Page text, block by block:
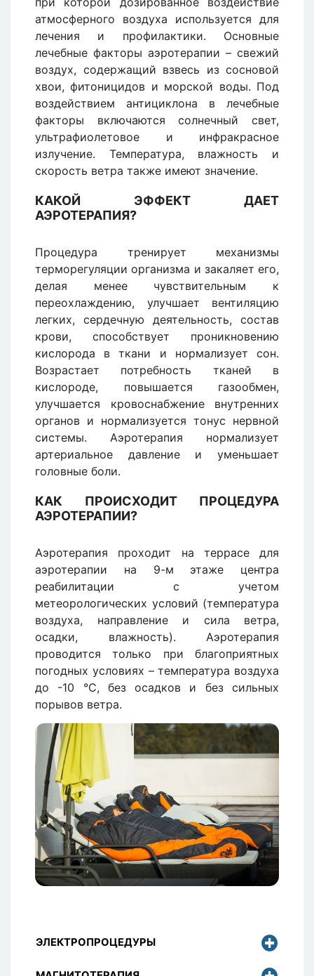
атмосферного воздуха используется для
лечения и профилактики. Основные
лечебные факторы аэротерапии – свежий
воздух, содержащий взвесь из сосновой
хвои, фитоницидов и морской воды. Под
воздействием антициклона в лечебные
факторы включаются солнечный свет,
ультрафиолетовое и инфракрасное
излучение. Температура, влажность и
скорость ветра также имеют значение.
КАКОЙ ЭФФЕКТ ДАЕТ
АЭРОТЕРАПИЯ?
Процедура тренирует механизмы
терморегуляции организма и закаляет его,
делая менее чувствительным к
переохлаждению, улучшает вентиляцию
легких, сердечную деятельность, состав
крови, способствует проникновению
кислорода в ткани и нормализует сон.
Возрастает потребность тканей в
кислороде, повышается газообмен,
улучшается кровоснабжение внутренних
органов и нормализуется тонус нервной
системы. Аэротерапия нормализует
артериальное давление и уменьшает
головные боли.
КАК ПРОИСХОДИТ ПРОЦЕДУРА
АЭРОТЕРАПИИ?
Аэротерапия проходит на террасе для
аэротерапии на 9-м этаже центра
реабилитации с учетом
метеорологических условий (температура
воздуха, направление и сила ветра,
осадки, влажность). Аэротерапия
проводится только при благоприятных
погодных условиях – температура воздуха
до -10 °С, без осадков и без сильных
порывов ветра.
Изображение
ЭЛЕКТРОПРОЦЕДУРЫ